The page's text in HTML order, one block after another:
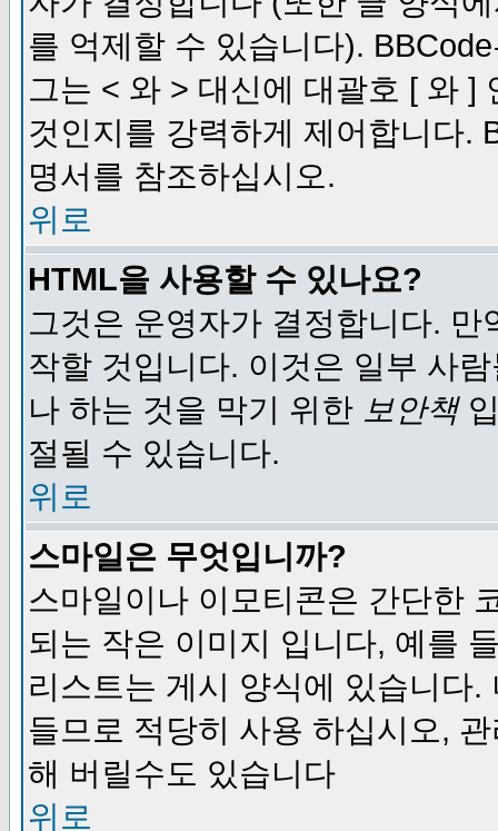
를 억제할 수 있습니다).
그는 < 와 > 대신에 대괄호 [ 와 ]
것인지를 강력하게 제어합니다.
명서를 참조하십시오.
위로
HTML을 사용할 수 있나요?
그것은 운영자가 결정합니다.
작할 것입니다. 이것은 일부 사
나 하는 것을 막기 위한 보안책
절될 수 있습니다.
위로
스마일은 무엇입니까?
스마일이나 이모티콘은 간단한
되는 작은 이미지 입니다, 예를
리스트는 게시 양식에 있습니다
들므로 적당히 사용 하십시오,
해 버릴수도 있습니다
위로